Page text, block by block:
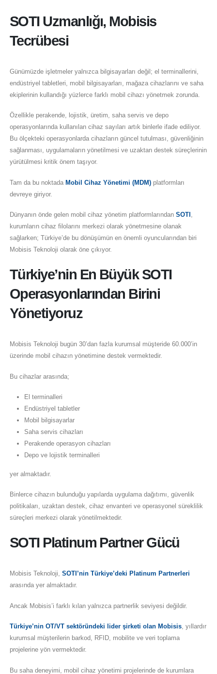
SOTI Uzmanlığı, Mobisis
Tecrübesi
Günümüzde işletmeler yalnızca bilgisayarları değil; el terminallerini,
endüstriyel tabletleri, mobil bilgisayarları, mağaza cihazlarını ve saha
ekiplerinin kullandığı yüzlerce farklı mobil cihazı yönetmek zorunda.
Özellikle perakende, lojistik, üretim, saha servis ve depo
operasyonlarında kullanılan cihaz sayıları artık binlerle ifade ediliyor.
Bu ölçekteki operasyonlarda cihazların güncel tutulması, güvenliğinin
sağlanması, uygulamaların yönetilmesi ve uzaktan destek süreçlerinin
yürütülmesi kritik önem taşıyor.
Tam da bu noktada Mobil Cihaz Yönetimi (MDM) platformları
devreye giriyor.
Dünyanın önde gelen mobil cihaz yönetim platformlarından SOTI ,
kurumların cihaz filolarını merkezi olarak yönetmesine olanak
sağlarken; Türkiye’de bu dönüşümün en önemli oyuncularından biri
Mobisis Teknoloji olarak öne çıkıyor.
Türkiye’nin En Büyük SOTI
Operasyonlarından Birini
Yönetiyoruz
Mobisis Teknoloji bugün 30’dan fazla kurumsal müşteride 60.000’in
üzerinde mobil cihazın yönetimine destek vermektedir.
Bu cihazlar arasında;
El terminalleri
Endüstriyel tabletler
Mobil bilgisayarlar
Saha servis cihazları
Perakende operasyon cihazları
Depo ve lojistik terminalleri
yer almaktadır.
Binlerce cihazın bulunduğu yapılarda uygulama dağıtımı, güvenlik
politikaları, uzaktan destek, cihaz envanteri ve operasyonel süreklilik
süreçleri merkezi olarak yönetilmektedir.
SOTI Platinum Partner Gücü
Mobisis Teknoloji, SOTI’nin Türkiye’deki Platinum Partnerleri
arasında yer almaktadır.
Ancak Mobisis’i farklı kılan yalnızca partnerlik seviyesi değildir.
Türkiye’nin OT/VT sektöründeki lider şirketi olan Mobisis, yıllardır
kurumsal müşterilerin barkod, RFID, mobilite ve veri toplama
projelerine yön vermektedir.
Bu saha deneyimi, mobil cihaz yönetimi projelerinde de kurumlara